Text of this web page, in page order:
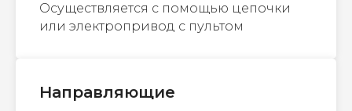
Осуществляется с помощью цепочки
или электропривод с пультом
Направляющие